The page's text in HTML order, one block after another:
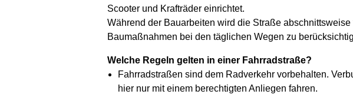
Scooter und Krafträder einrichtet.
Während der Bauarbeiten wird die Straße
Baumaßnahmen bei den täglichen Wegen zu
Welche Regeln gelten in einer Fahrradstraße?
Fahrradstraßen sind dem Radverkehr vorbehalten.
hier nur mit einem berechtigten Anliegen fahren.